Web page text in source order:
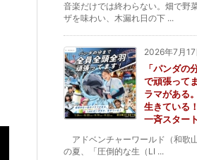
音楽だけでは終わらない。畑で野
ザを味わい、木漏れ日の下 ...
2026年7月17
「パンダの
で頑張って
ラマがある
生きている
一斉スタート
アドベンチャーワールド（和歌
の夏、「圧倒的な生（LI ...